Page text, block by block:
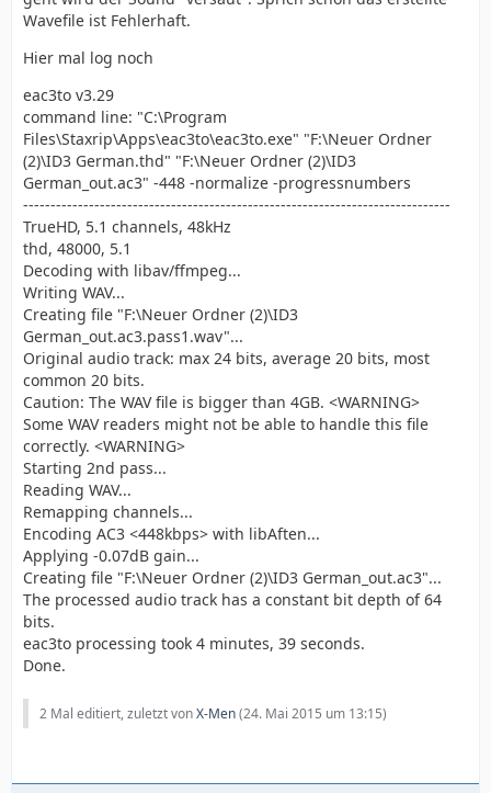
Wavefile ist Fehlerhaft.
Hier mal log noch
eac3to v3.29
command line: "C:\Program
Files\Staxrip\Apps\eac3to\eac3to.exe" "F:\Neuer Ordner
(2)\ID3 German.thd" "F:\Neuer Ordner (2)\ID3
German_out.ac3" -448 -normalize -progressnumbers
------------------------------------------------------------------------------
TrueHD, 5.1 channels, 48kHz
thd, 48000, 5.1
Decoding with libav/ffmpeg...
Writing WAV...
Creating file "F:\Neuer Ordner (2)\ID3
German_out.ac3.pass1.wav"...
Original audio track: max 24 bits, average 20 bits, most
common 20 bits.
Caution: The WAV file is bigger than 4GB. <WARNING>
Some WAV readers might not be able to handle this file
correctly. <WARNING>
Starting 2nd pass...
Reading WAV...
Remapping channels...
Encoding AC3 <448kbps> with libAften...
Applying -0.07dB gain...
Creating file "F:\Neuer Ordner (2)\ID3 German_out.ac3"...
The processed audio track has a constant bit depth of 64
bits.
eac3to processing took 4 minutes, 39 seconds.
Done.
2 Mal editiert, zuletzt vonX-Men(24. Mai 2015 um 13:15)